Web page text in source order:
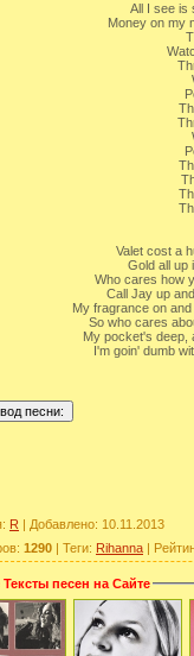
All I see is
Money on my
Valet cost a
Gold all up
Who cares how
Call Jay up
My fragrance on
So who cares
My pocket's deep,
I'm goin' dumb
: R Добавлено: 10.11.2013
: 1290 Теги: Rihanna
песен на Сайте